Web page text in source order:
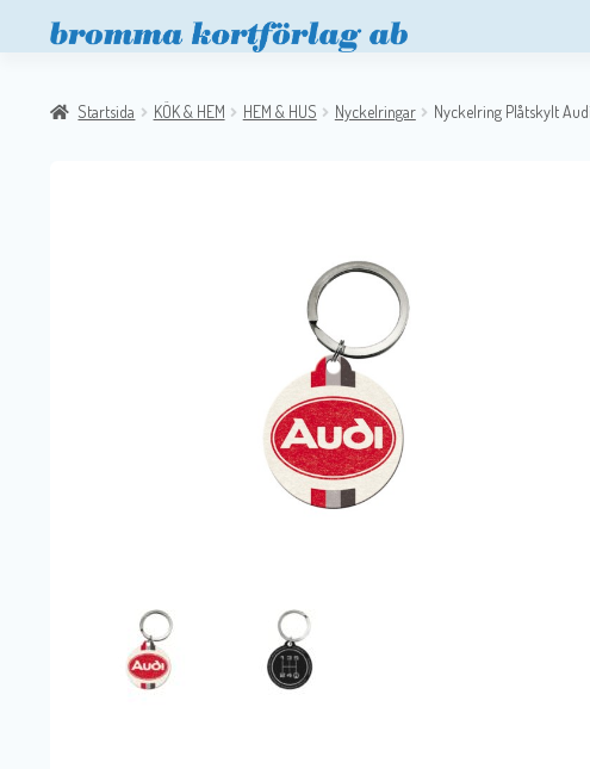
Startsida KÖK & HEM HEM & HUS Nyckelringar Nyckelring Plåtskylt Audi